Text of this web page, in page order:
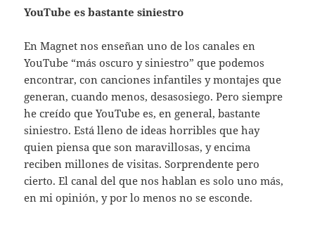
YouTube es bastante siniestro
En Magnet nos enseñan uno de los canales en
YouTube “más oscuro y siniestro” que podemos
encontrar, con canciones infantiles y montajes que
generan, cuando menos, desasosiego. Pero siempre
he creído que YouTube es, en general, bastante
siniestro. Está lleno de ideas horribles que hay
quien piensa que son maravillosas, y encima
reciben millones de visitas. Sorprendente pero
cierto. El canal del que nos hablan es solo uno más,
en mi opinión, y por lo menos no se esconde.